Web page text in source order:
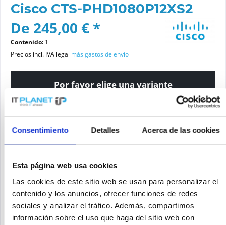
Consentimiento Detalles Acerca de las cookies
Esta página web usa cookies
Las cookies de este sitio web se usan para personalizar el
contenido y los anuncios, ofrecer funciones de redes
sociales y analizar el tráfico. Además, compartimos
información sobre el uso que haga del sitio web con
Cisco CTS-PHD1080P12XS2
De 245,00 € *
Contenido: 1
Precios incl. IVA legal más gastos de envío
Por favor elige una variante
Estado del artículo
nuevo reacondicionado
Añadir a la cesta de la compra
SOLICITE UN PRECIO
Recordar Solicitud de oferta de articulo